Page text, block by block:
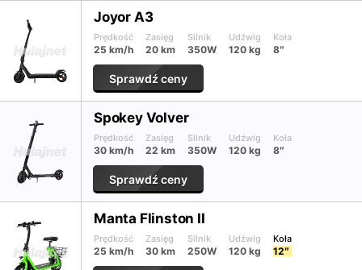
Joyor A3
Prędkość
25 km/h
Zasięg
20 km
Silnik
350W
Udźwig
120 kg
Koła
8″
Sprawdź ceny
Spokey Volver
Prędkość
30 km/h
Zasięg
22 km
Silnik
350W
Udźwig
120 kg
Koła
8″
Sprawdź ceny
Manta Flinston II
Prędkość
25 km/h
Zasięg
30 km
Silnik
250W
Udźwig
120 kg
Koła
12″